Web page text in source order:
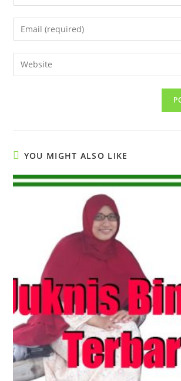
your
name
comment
Enter
your
email
address
Enter
your
YOU MIGHT ALSO LIKE